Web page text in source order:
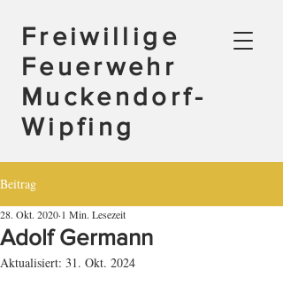
Freiwillige
Feuerwehr
Muckendorf-
Wipfing
Beitrag
Adolf Germann
28. Okt. 2020 1 Min. Lesezeit
Aktualisiert: 31. Okt. 2024